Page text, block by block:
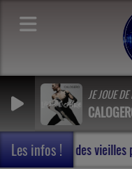
JE JOUE
Les infos !
de Rohan , au milieu